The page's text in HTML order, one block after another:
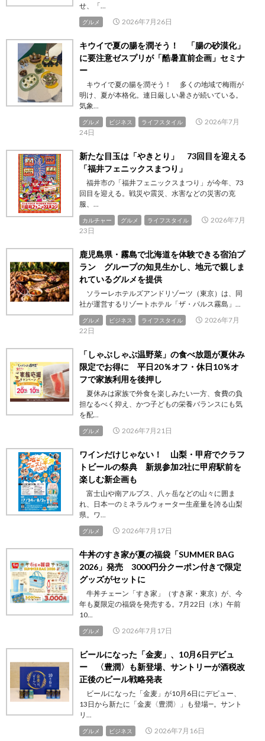
せ、「...
グルメ 2026年7月26日
キウイで夏の腸を潤そう！ 「腸の砂漠化」
に要注意ゼスプリが「酷暑直前企画」セミナ
ー
キウイで夏の腸を潤そう！ 多くの地域で梅雨が
明け、夏が本格化。連日厳しい暑さが続いている。
気象...
グルメ ビジネス ライフスタイル
2026年7月
24日
新たな目玉は「やきとり」 73回目を迎える
「福井フェニックスまつり」
福井市の「福井フェニックスまつり」が今年、73
回目を迎える。戦災や震災、水害などの災害の克
服、...
カルチャー グルメ ライフスタイル
2026年7月
23日
鹿児島県・霧島で北海道を体験できる宿泊プ
ラン グループの知見生かし、地元で親しま
れているグルメを提供
ソラーレホテルズアンドリゾーツ（東京）は、同
社が運営するリゾートホテル「ザ・パルス霧島」...
グルメ ビジネス ライフスタイル
2026年7月
22日
「しゃぶしゃぶ温野菜」の食べ放題が夏休み
限定でお得に 平日20％オフ・休日10％オ
フで家族利用を後押し
夏休みは家族で外食を楽しみたい一方、食費の負
担なるべく抑え、かつ子どもの栄養バランスにも気
を配...
グルメ 2026年7月21日
ワインだけじゃない！ 山梨・甲府でクラフ
トビールの祭典 新規参加2社に甲府駅前を
楽しむ新企画も
富士山や南アルプス、八ヶ岳などの山々に囲ま
れ、日本一のミネラルウォーター生産量を誇る山梨
県。ワ...
グルメ 2026年7月17日
牛丼のすき家が夏の福袋「SUMMER BAG
2026」発売 3000円分クーポン付きで限定
グッズがセットに
牛丼チェーン「すき家」（すき家・東京）が、今
年も夏限定の福袋を発売する。7月22日（水）午前
10...
グルメ 2026年7月17日
ビールになった「金麦」、10月6日デビュ
ー 〈豊潤〉も新登場、サントリーが酒税改
正後のビール戦略発表
ビールになった「金麦」が10月6日にデビュー、
13日から新たに「金麦〈豊潤〉」も登場―。サント
リ...
グルメ ビジネス 2026年7月16日